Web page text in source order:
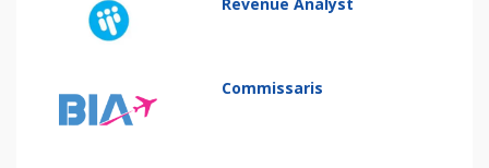
Revenue Analyst
Commissaris